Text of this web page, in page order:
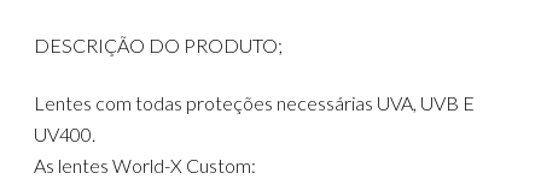
DESCRIÇÃO DO PRODUTO;
Lentes com todas proteções necessárias UVA, UVB E
UV400.
As lentes World-X Custom: